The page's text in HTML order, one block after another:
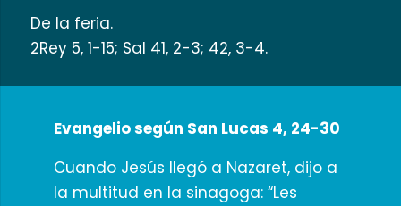
De la feria.
2Rey 5, 1-15; Sal 41, 2-3; 42, 3-4.
Evangelio según San Lucas 4, 24-30
Cuando Jesús llegó a Nazaret, dijo a
la multitud en la sinagoga: “Les